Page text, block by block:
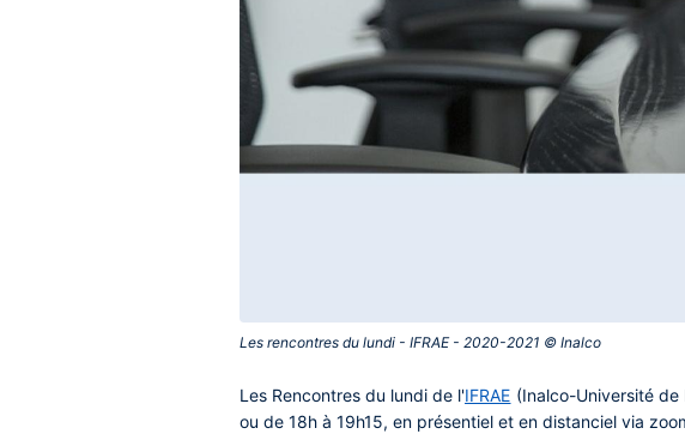
Les rencontres du lundi - IFRAE - 2020-2021 © Inalco‎
Contenu
central
Les Rencontres du lundi de l'IFRAE (Inalco-Université de
ou de 18h à 19h15, en présentiel et en distanciel via